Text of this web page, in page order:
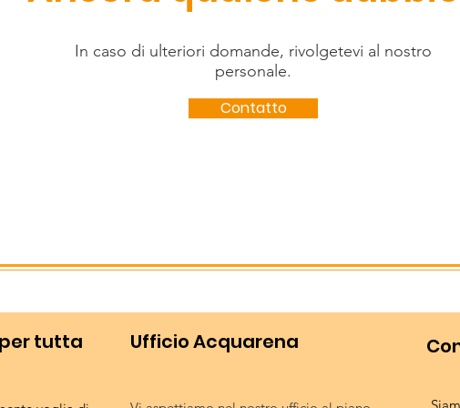
In caso di ulteriori domande, rivolgetevi al nostro
personale.
Contatto
tutta
Ufficio Acquarena